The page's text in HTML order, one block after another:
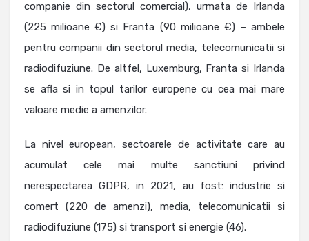
companie din sectorul comercial), urmata de Irlanda
(225 milioane €) si Franta (90 milioane €) – ambele
pentru companii din sectorul media, telecomunicatii si
radiodifuziune. De altfel, Luxemburg, Franta si Irlanda
se afla si in topul tarilor europene cu cea mai mare
valoare medie a amenzilor.
La nivel european, sectoarele de activitate care au
acumulat cele mai multe sanctiuni privind
nerespectarea GDPR, in 2021, au fost: industrie si
comert (220 de amenzi), media, telecomunicatii si
radiodifuziune (175) si transport si energie (46).